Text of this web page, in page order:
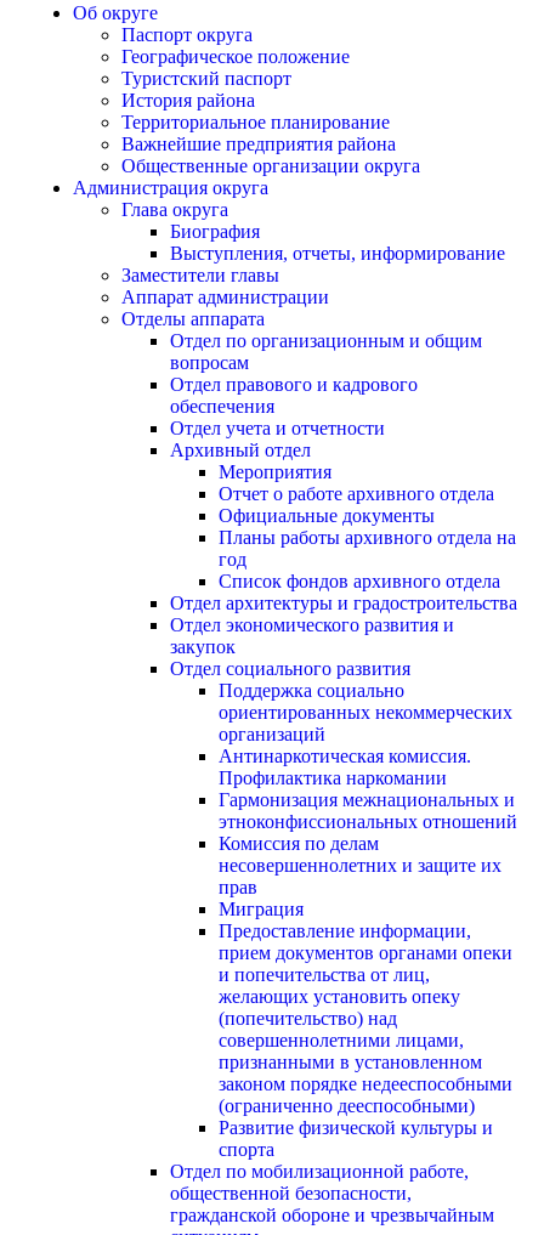
Об округе
Паспорт округа
Географическое положение
Туристский паспорт
История района
Территориальное планирование
Важнейшие предприятия района
Общественные организации округа
Администрация округа
Глава округа
Биография
Выступления, отчеты, информирование
Заместители главы
Аппарат администрации
Отделы аппарата
Отдел по организационным и общим
вопросам
Отдел правового и кадрового
обеспечения
Отдел учета и отчетности
Архивный отдел
Мероприятия
Отчет о работе архивного отдела
Официальные документы
Планы работы архивного отдела на
год
Список фондов архивного отдела
Отдел архитектуры и градостроительства
Отдел экономического развития и
закупок
Отдел социального развития
Поддержка социально
ориентированных некоммерческих
организаций
Антинаркотическая комиссия.
Профилактика наркомании
Гармонизация межнациональных и
этноконфиссиональных отношений
Комиссия по делам
несовершеннолетних и защите их
прав
Миграция
Предоставление информации,
прием документов органами опеки
и попечительства от лиц,
желающих установить опеку
(попечительство) над
совершеннолетними лицами,
признанными в установленном
законом порядке недееспособными
(ограниченно дееспособными)
Развитие физической культуры и
спорта
Отдел по мобилизационной работе,
общественной безопасности,
гражданской оборонe и чрезвычайным